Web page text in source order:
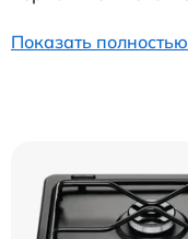
Показать полностью